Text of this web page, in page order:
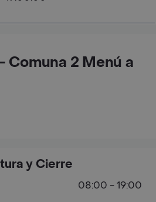
Comuna 2 Menú a
y Cierre
08:00 - 19:00